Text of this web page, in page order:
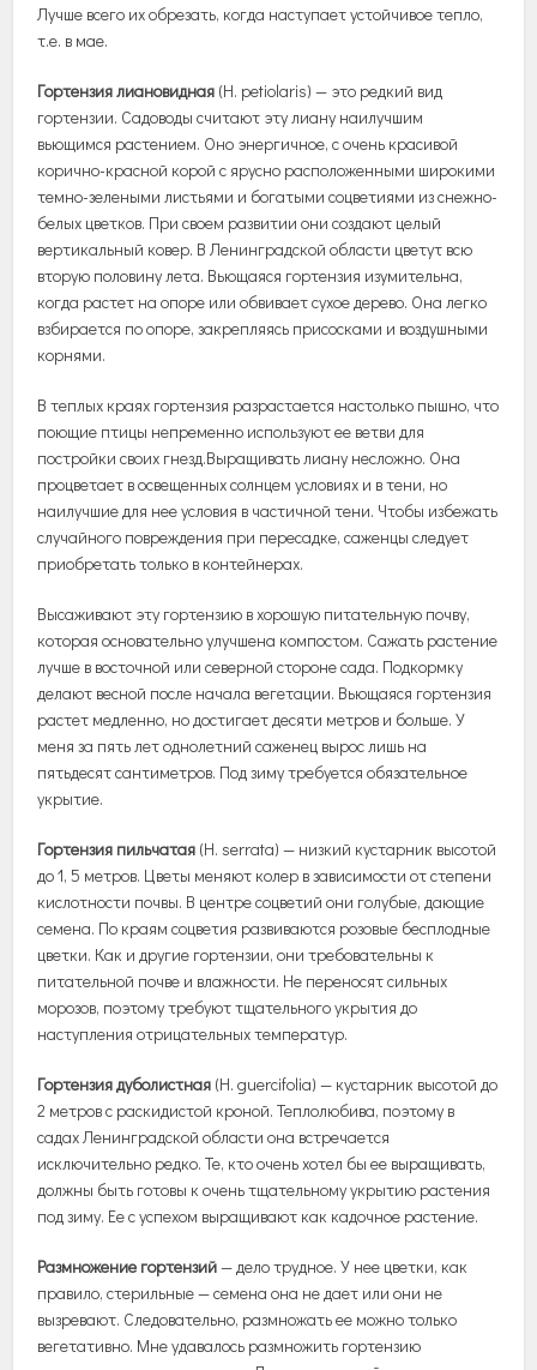
Лучше всего их обрезать, когда наступает устойчивое тепло,
т.е. в мае.
Гортензия лиановидная (H. petiolaris) — это редкий вид
гортензии. Садоводы считают эту лиану наилучшим
вьющимся растением. Оно энергичное, с очень красивой
корично-красной корой с ярусно расположенными широкими
темно-зелеными листьями и богатыми соцветиями из снежно-
белых цветков. При своем развитии они создают целый
вертикальный ковер. В Ленинградской области цветут всю
вторую половину лета. Вьющаяся гортензия изумительна,
когда растет на опоре или обвивает сухое дерево. Она легко
взбирается по опоре, закрепляясь присосками и воздушными
корнями.
В теплых краях гортензия разрастается настолько пышно, что
поющие птицы непременно используют ее ветви для
постройки своих гнезд.Выращивать лиану несложно. Она
процветает в освещенных солнцем условиях и в тени, но
наилучшие для нее условия в частичной тени. Чтобы избежать
случайного повреждения при пересадке, саженцы следует
приобретать только в контейнерах.
Высаживают эту гортензию в хорошую питательную почву,
которая основательно улучшена компостом. Сажать растение
лучше в восточной или северной стороне сада. Подкормку
делают весной после начала вегетации. Вьющаяся гортензия
растет медленно, но достигает десяти метров и больше. У
меня за пять лет однолетний саженец вырос лишь на
пятьдесят сантиметров. Под зиму требуется обязательное
укрытие.
Гортензия пильчатая (H. serrata) — низкий кустарник высотой
до 1, 5 метров. Цветы меняют колер в зависимости от степени
кислотности почвы. В центре соцветий они голубые, дающие
семена. По краям соцветия развиваются розовые бесплодные
цветки. Как и другие гортензии, они требовательны к
питательной почве и влажности. Не переносят сильных
морозов, поэтому требуют тщательного укрытия до
наступления отрицательных температур.
Гортензия дуболистная (H. guercifolia) — кустарник высотой до
2 метров с раскидистой кроной. Теплолюбива, поэтому в
садах Ленинградской области она встречается
исключительно редко. Те, кто очень хотел бы ее выращивать,
должны быть готовы к очень тщательному укрытию растения
под зиму. Ее с успехом выращивают как кадочное растение.
Размножение гортензий— дело трудное. У нее цветки, как
правило, стерильные — семена она не дает или они не
вызревают. Следовательно, размножать ее можно только
вегетативно. Мне удавалось размножить гортензию